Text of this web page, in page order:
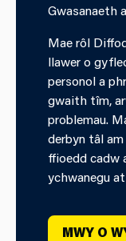
Gwasanaeth
Mae rôl
llawer o
personol a
gwaith tîm,
problemau.
derbyn tâl
ffioedd cadw
ychwanegu
MWY O